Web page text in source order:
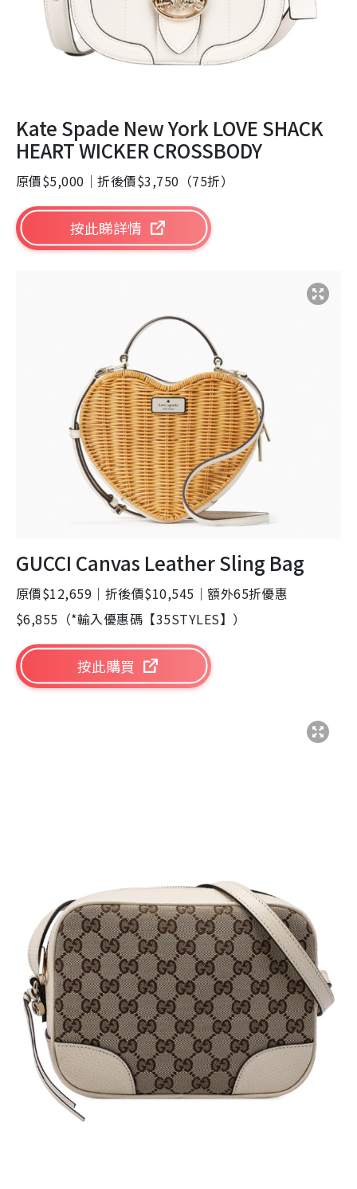
Kate Spade New York LOVE SHACK
HEART WICKER CROSSBODY
原價$5,000｜折後價$3,750（75折）
按此睇詳情
GUCCI Canvas Leather Sling Bag
原價$12,659｜折後價$10,545｜額外65折優惠
$6,855（*輸入優惠碼【35STYLES】）
按此購買